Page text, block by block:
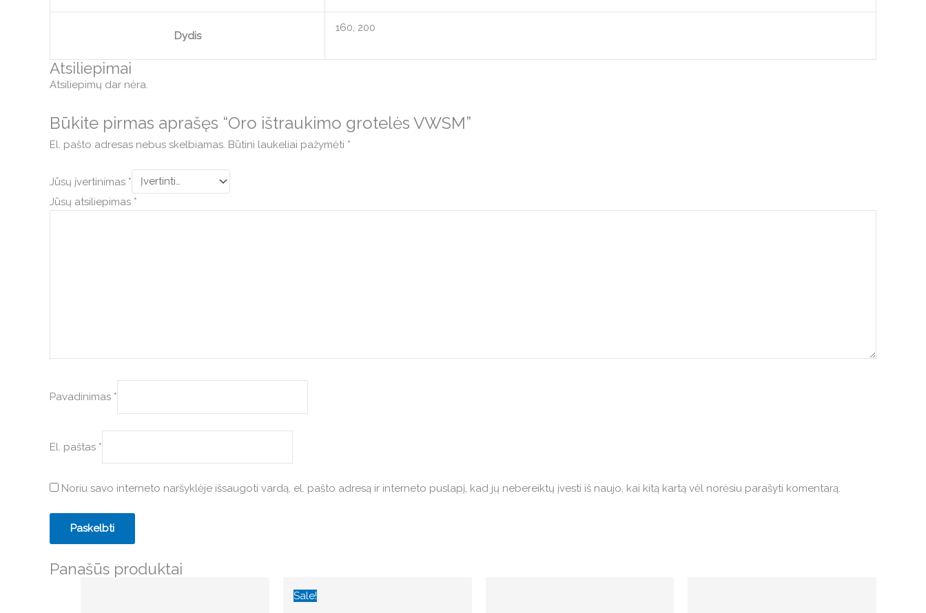
Dydis
160, 200
Atsiliepimai
Atsiliepimų dar nėra.
Būkite pirmas aprašęs “Oro ištraukimo grotelės VWSM”
El. pašto adresas nebus skelbiamas. Būtini laukeliai pažymėti *
Jūsų įvertinimas *
Jūsų atsiliepimas *
Pavadinimas *
El. paštas *
Noriu savo interneto naršyklėje išsaugoti vardą, el. pašto adresą ir interneto puslapį, kad jų nebereiktų įvesti iš naujo, kai kitą kartą vėl norėsiu parašyti komentarą.
Panašūs produktai
Sale!